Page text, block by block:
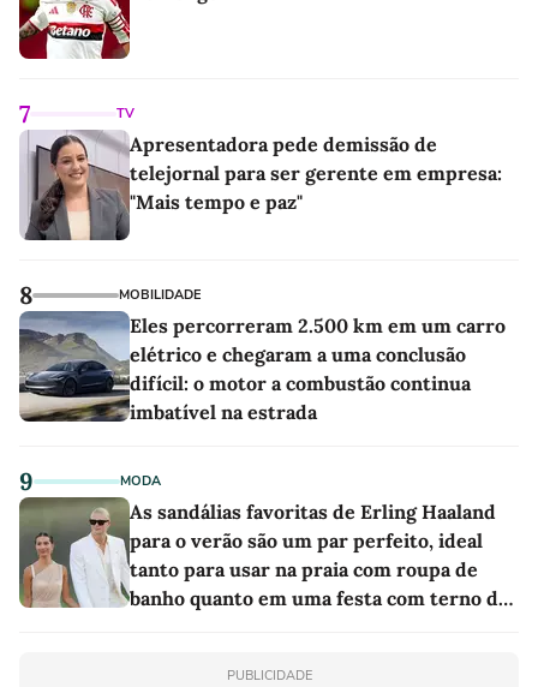
7 TV
Apresentadora pede demissão de
telejornal para ser gerente em empresa:
"Mais tempo e paz"
8 MOBILIDADE
Eles percorreram 2.500 km em um carro
elétrico e chegaram a uma conclusão
difícil: o motor a combustão continua
imbatível na estrada
9 MODA
As sandálias favoritas de Erling Haaland
para o verão são um par perfeito, ideal
tanto para usar na praia com roupa de
banho quanto em uma festa com terno de
PUBLICIDADE